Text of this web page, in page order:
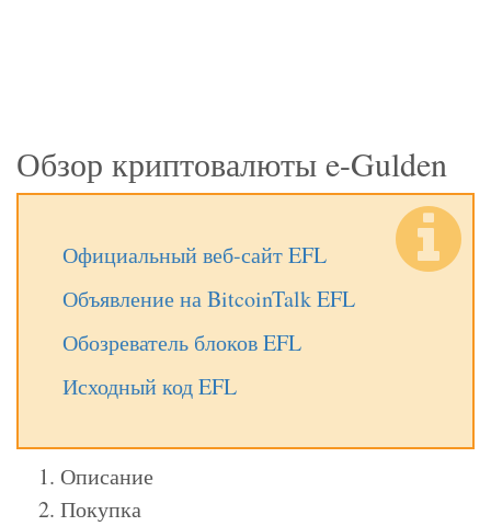
Обзор криптовалюты e-Gulden
Официальный веб-сайт EFL
Объявление на BitcoinTalk EFL
Обозреватель блоков EFL
Исходный код EFL
Описание
Покупка